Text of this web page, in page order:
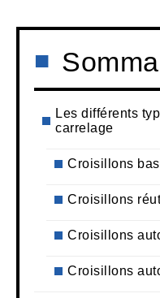
Les différents
carrelage
Croisillons
Croisillons
Croisillons
Croisillons